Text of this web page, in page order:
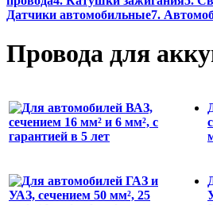
Датчики автомобильные7.
Провода для